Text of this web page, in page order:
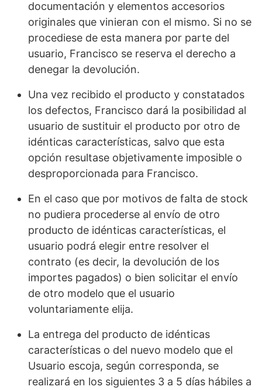
documentación y elementos accesorios
originales que vinieran con el mismo. Si no se
procediese de esta manera por parte del
usuario, Francisco se reserva el derecho a
denegar la devolución.
Una vez recibido el producto y constatados
los defectos, Francisco dará la posibilidad al
usuario de sustituir el producto por otro de
idénticas características, salvo que esta
opción resultase objetivamente imposible o
desproporcionada para Francisco.
En el caso que por motivos de falta de stock
no pudiera procederse al envío de otro
producto de idénticas características, el
usuario podrá elegir entre resolver el
contrato (es decir, la devolución de los
importes pagados) o bien solicitar el envío
de otro modelo que el usuario
voluntariamente elija.
La entrega del producto de idénticas
características o del nuevo modelo que el
Usuario escoja, según corresponda, se
realizará en los siguientes 3 a 5 días hábiles a